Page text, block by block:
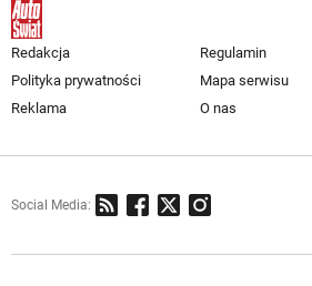
Redakcja
Regulamin
Polityka prywatności
Mapa serwisu
Reklama
O nas
Social Media: